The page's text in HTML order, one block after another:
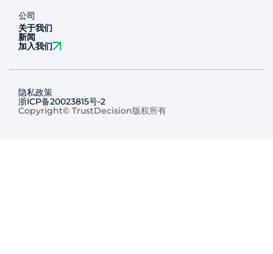
公司
关于我们
新闻
加入我们
隐私政策
浙ICP备20023815号-2
Copyright© TrustDecision版权所有